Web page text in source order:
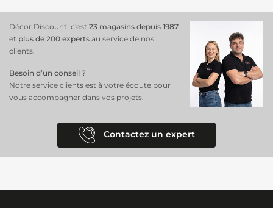
Décor Discount, c'est 23 magasins depuis 1987
et plus de 200 experts au service de nos
clients.
Besoin d’un conseil ?
Notre service clients est à votre écoute pour
vous accompagner dans vos projets.
Contactez un expert